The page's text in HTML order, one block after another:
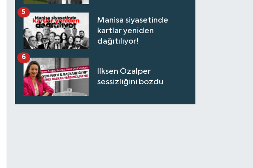
Manisa siyasetinde
kartlar yeniden
dağıtılıyor!
5
İlksen Özalper
sessizliğini bozdu
6